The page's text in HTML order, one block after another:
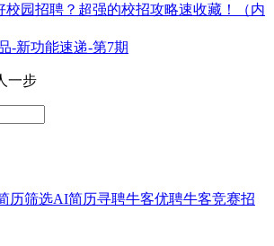
校园招聘？超强的校招攻略速收藏！（内
-新功能速递-第7期
一步
历筛选AI简历寻聘牛客优聘牛客竞赛招